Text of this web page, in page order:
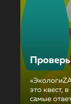
это квест,
самые